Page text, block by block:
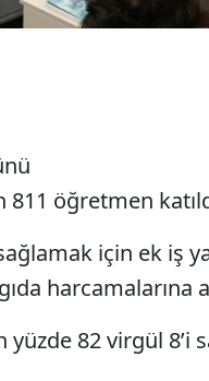
811 öğretmen
için ek iş
harcamalarına
yüzde 82 virgül 8’i